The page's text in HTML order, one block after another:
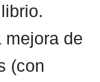
mejora de
(con